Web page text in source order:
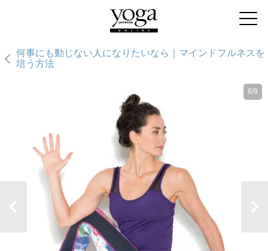
何事にも動じない人になりたいなら｜マインドフルネスを
培う方法
8/9